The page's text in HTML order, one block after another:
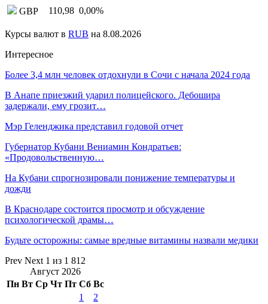
GBP
110,98 0,00%
Курсы валют в RUB на 8.08.2026
Интересное
Более 3,4 млн человек отдохнули в Сочи с начала 2024 года
В Анапе приезжий ударил полицейского. Дебошира
задержали, ему грозит…
Мэр Геленджика представил годовой отчет
Губернатор Кубани Вениамин Кондратьев:
«Продовольственную…
На Кубани спрогнозировали понижение температуры и
дожди
В Краснодаре состоится просмотр и обсуждение
психологической драмы…
Будьте осторожны: самые вредные витамины назвали медики
Prev Next 1 из 1 812
Август 2026
Пн Вт Ср Чт Пт Сб Вс
1
2